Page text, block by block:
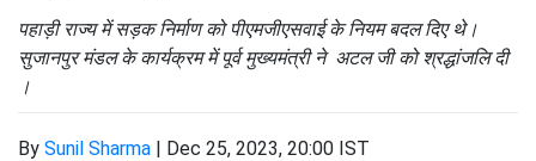
पहाड़ी राज्य में सड़क निर्माण को पीएमजीएसवाई के नियम बदल दिए थे।
सुजानपुर मंडल के कार्यक्रम में पूर्व मुख्यमंत्री ने अटल जी को श्रद्धांजलि दी
।
By Sunil Sharma | Dec 25, 2023, 20:00 IST